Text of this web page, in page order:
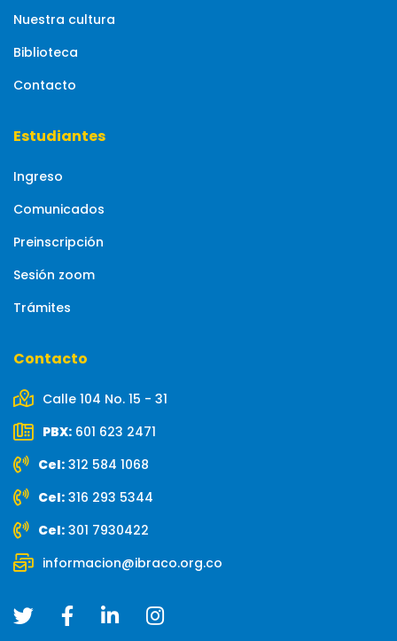
Nuestra cultura
Biblioteca
Contacto
Estudiantes
Ingreso
Comunicados
Preinscripción
Sesión zoom
Trámites
Contacto
Calle 104 No. 15 - 31
PBX: 601 623 2471
Cel: 312 584 1068
Cel: 316 293 5344
Cel: 301 7930422
informacion@ibraco.org.co